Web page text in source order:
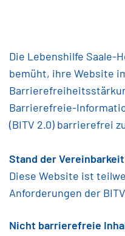
Die Lebenshilfe Saale-
bemüht, ihre Website
Barrierefreie-
(BITV 2.0) barrierefrei
Stand der
Diese Website ist
Anforderungen der
Nicht barrierefreie